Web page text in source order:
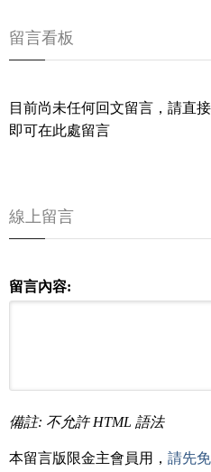
留言看板
目前尚未任何回文留言，請直
即可在此處留言
線上留言
留言內容:
備註: 不允許 HTML 語法
本留言版限金主會員用， 請先